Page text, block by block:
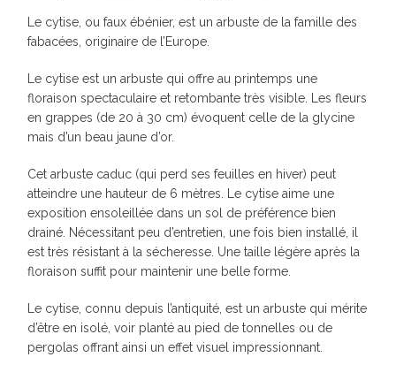
Le cytise, ou faux ébénier, est un arbuste de la famille des
fabacées, originaire de l’Europe.
Le cytise est un arbuste qui offre au printemps une
floraison spectaculaire et retombante très visible. Les fleurs
en grappes (de 20 à 30 cm) évoquent celle de la glycine
mais d’un beau jaune d’or.
Cet arbuste caduc (qui perd ses feuilles en hiver) peut
atteindre une hauteur de 6 mètres. Le cytise aime une
exposition ensoleillée dans un sol de préférence bien
drainé. Nécessitant peu d’entretien, une fois bien installé, il
est très résistant à la sécheresse. Une taille légère après la
floraison suffit pour maintenir une belle forme.
Le cytise, connu depuis l’antiquité, est un arbuste qui mérite
d’être en isolé, voir planté au pied de tonnelles ou de
pergolas offrant ainsi un effet visuel impressionnant.